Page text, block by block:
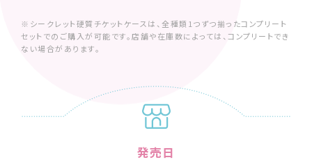
※シークレット硬質チケットケースは、全種類1つずつ揃ったコンプリート
セットでのご購入が可能です。店舗や在庫数によっては、コンプリートでき
ない場合があります。
発売日